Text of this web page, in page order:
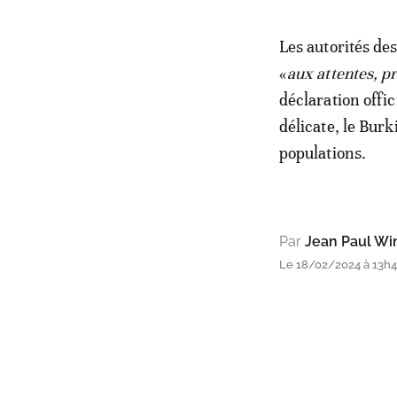
Les autorités
«aux attentes,
déclaration
délicate, le
populations.
Par Jean Paul
Le 18/02/2024 à